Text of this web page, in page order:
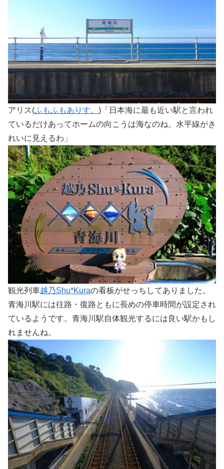
アリス(ふもふもありす。 )「日本海に最も近い駅と言われ
ているだけあってホームの向こうは海なのね。水平線がき
れいに見えるわ」
観光列車越乃Shu*Kuraの看板がせっちしてありました。
青海川駅には往路・復路ともに長めの停車時間が設定され
ているようです。青海川駅自体観光するには良い駅かもし
れませんね。